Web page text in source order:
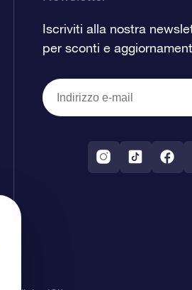
Iscriviti alla nostra
per sconti e